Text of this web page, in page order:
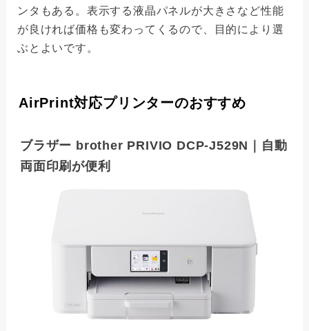
ンタもある。表示する液晶パネルが大きさなど性能
が良ければ価格も変わってくるので、目的により選
ぶとよいです。
AirPrint対応プリンターのおすすめ
ブラザー brother PRIVIO DCP-J529N｜自動
両面印刷が便利